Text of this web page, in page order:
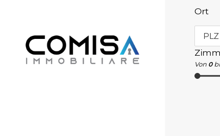
Ort
Von 0